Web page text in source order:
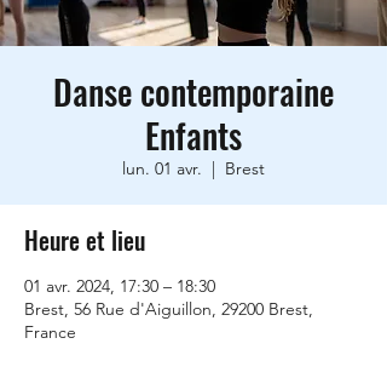
Danse contemporaine
Enfants
lun. 01 avr.
  |
Brest
Heure et lieu
01 avr. 2024, 17:30 – 18:30
Brest, 56 Rue d'Aiguillon, 29200 Brest,
France